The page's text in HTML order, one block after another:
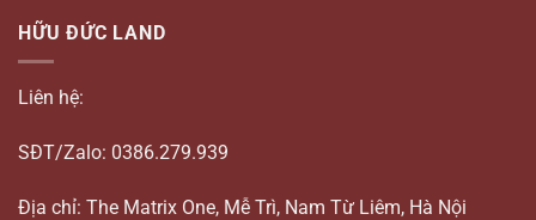
HỮU ĐỨC LAND
Liên hệ:
SĐT/Zalo: 0386.279.939
Địa chỉ: The Matrix One, Mễ Trì, Nam Từ Liêm, Hà Nội